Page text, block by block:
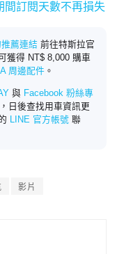
間訂閱天數不再損失
薦連結 前往特斯拉官
獲得 NT$ 8,000 購車
周邊配件 。
與 Facebook 粉絲專
，日後查找用車資訊更
LINE 官方帳號 聯
影片